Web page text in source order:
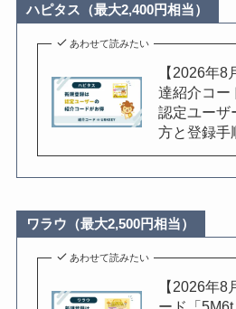
ハピタス（最大2,400円相当）
あわせて読みたい
【2026年
達紹介コー
認定ユーザ
方と登録手
ワラウ（最大2,500円相当）
あわせて読みたい
【2026年8